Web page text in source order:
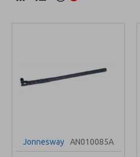
Jonnesway AN010085A